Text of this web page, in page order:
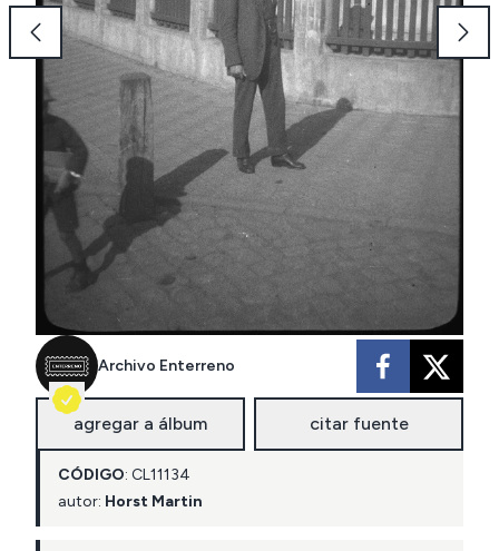
Archivo Enterreno
agregar a álbum citar fuente
CÓDIGO: CL11134
autor: Horst Martin